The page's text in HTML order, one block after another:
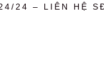
24 – LIÊN HỆ